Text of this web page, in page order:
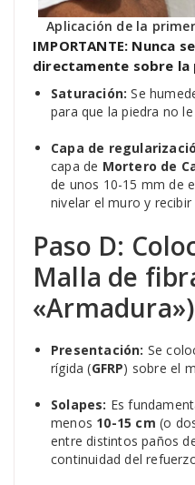
Aplicación de la
IMPORTANTE: Nunca
directamente sobre la
Saturación: Se
para que la piedra no
Capa de
capa de Mortero de
de unos 10-15 mm de
nivelar el muro y recibir
Paso D:
Malla de
«Armadura»)
Presentación: Se
rígida (GFRP) sobre el
Solapes: Es
menos 10-15 cm (o
entre distintos paños
continuidad del